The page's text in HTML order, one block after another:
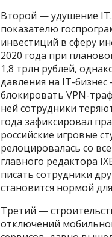
Второй — удушение
показателю
инвестиций в сферу
2020 года при
1,8 трлн рублей,
давления на IT-
блокировать VPN-
ней сотрудники
года зафиксировал
российские игровые
релоцировалась со
главного редактора
писать сотрудники
становится нормой
Третий —
отключений